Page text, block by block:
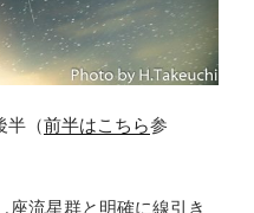
半（前半はこちら参
座流星群と明確に線引き